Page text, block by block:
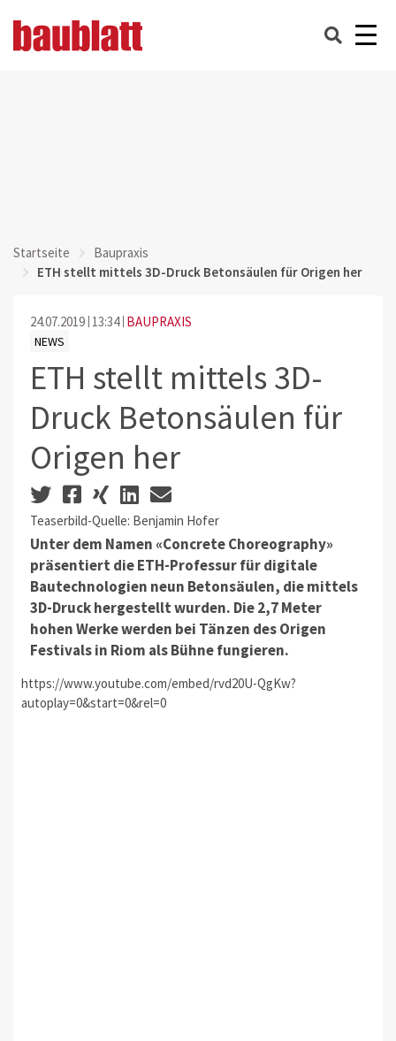
Startseite
Baupraxis
ETH stellt mittels 3D-Druck Betonsäulen für Origen her
24.07.2019 13:34 BAUPRAXIS
NEWS
ETH stellt mittels 3D-
Druck Betonsäulen für
Origen her
Teaserbild-Quelle: Benjamin Hofer
Unter dem Namen «Concrete Choreography»
präsentiert die ETH-Professur für digitale
Bautechnologien neun Betonsäulen, die mittels
3D-Druck hergestellt wurden. Die 2,7 Meter
hohen Werke werden bei Tänzen des Origen
Festivals in Riom als Bühne fungieren.
https://www.youtube.com/embed/rvd20U-QgKw?
autoplay=0&start=0&rel=0